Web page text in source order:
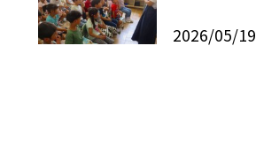
2026/05/19